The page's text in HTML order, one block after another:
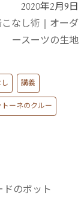
2020年2月9日
なし術
オーダ
ースーツの生地
講義
トーネのクルー